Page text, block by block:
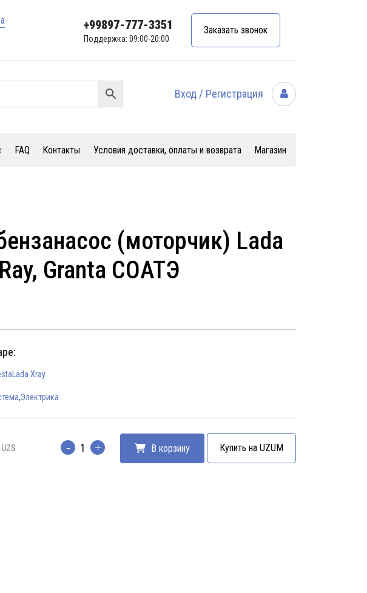
+99897-777-3351
Поддержка: 09:00-20:00
Заказать звонок
Вход / Регистрация
FAQ Контакты Условия доставки, оплаты и возврата Магазин
(моторчик) Lada
Granta СОАТЭ
Lada Xray
,Электрика
UZS Количество В корзину Купить на UZUM